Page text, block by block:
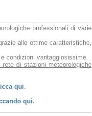
professionali di varie
alle ottime caratteristiche,
condizioni vantaggiosissime.
di stazioni meteorologiche
qui.
qui.